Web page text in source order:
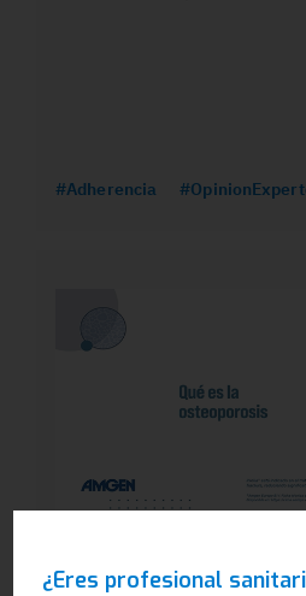
¿Eres profesional
#Adherencia
Dra. Silvia González: El